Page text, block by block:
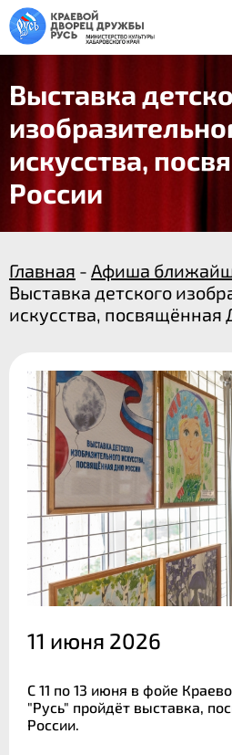
Выставка
искусства,
России
Главная - Афиша
Выставка детского
искусства, посвящённая
11 июня 2026
С 11 по 13 июня в фойе
"Русь" пройдёт выставка,
России.